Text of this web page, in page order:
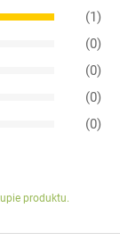
(1)
(0)
(0)
(0)
(0)
produktu.